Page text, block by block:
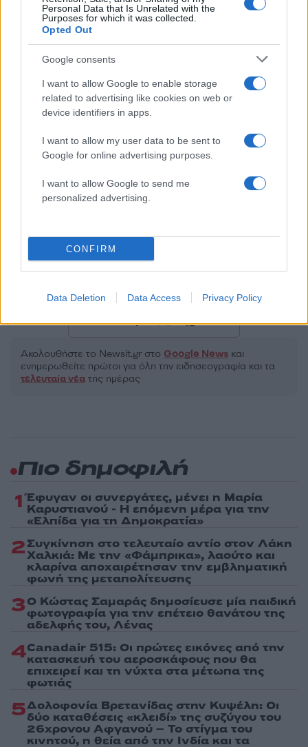
Personal Data that Is Unrelated with the
Purposes for which it was collected.
Opted Out
Google consents
I want to allow Google to enable storage
related to advertising like cookies on web or
device identifiers in apps.
I want to allow my user data to be sent to
Google for online advertising purposes.
I want to allow Google to send me
personalized advertising.
CONFIRM
Data Deletion Data Access Privacy Policy
Σχολίασε εδώ
2000 /2000
Όροι Χρήσης. Το site προστατεύεται από reCAPTCHA, ισχύουν
Πολιτική Απορρήτου&Όροι Χρήσης
Κόσμος
ΓΕΡΜΑΝΙΑ
ΦΡΙΝΤΡΙΧ ΜΕΡΤΣ
Share:
Ακολουθήστε το Νewsit.gr στο Google News και
ενημερωθείτε πρώτοι για όλη την ειδησεογραφία και τα
τελευταία νέα της ημέρας
Πιο δημοφιλή
1 Έφυγαν οι συνεργάτες, μένει η Μαρία
Καρυστιανού - Η επόμενη μέρα για την
«Ελπίδα για τη Δημοκρατία»
2Συγκίνηση στο τελευταίο αντίο στον Λάκη
Χαλκιά: Με την «Φάμπρικα», λαούτο και
κλαρίνα αποχαιρέτησαν την εμβληματική
φωνή της μεταπολίτευσης
3Ο Κώστας Σαμαράς δημοσίευσε μία παιδική
φωτογραφία για την επέτειο θανάτου της
αδελφής του, Λένας
4Canadair 515: Οι πρώτες εικόνες από την
κατασκευή του αεροσκάφους που θα
επιχειρεί και τη νύχτα στα μέτωπα της
φωτιάς
5Δολοφονία Βρετανίδας στην Κυψέλη: Οι
δύο καταθέσεις «κλειδί» της συζύγου του
26χρονου Αφγανού – Το στίγμα του
κινητού, η θεία από την Ινδία και τα